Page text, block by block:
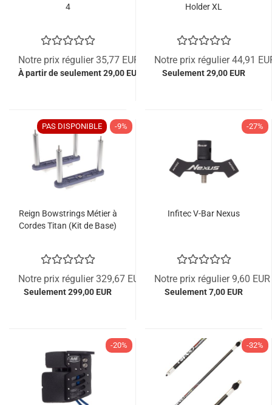
4
Notre prix régulier 35,77 EUR
À partir de seulement 29,00 EUR
Holder XL
Notre prix régulier 44,91
Seulement 29,00 EUR
PAS DISPONIBLE -9%
Reign Bowstrings Métier à
Cordes Titan (Kit de Base)
Notre prix régulier 329,67 EUR
Seulement 299,00 EUR
-27%
Infitec V-Bar Nexus
Notre prix régulier 9,60 EUR
Seulement 7,00 EUR
-20% -32%